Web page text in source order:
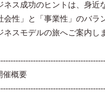
ネス成功のヒントは、身近
会性」と「事業性」のバラ
ネスモデルの旅へご案内し
催概要